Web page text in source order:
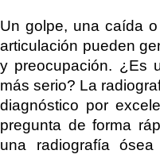
Un golpe, una caída
articulación pueden
y preocupación. ¿Es
más serio? La
diagnóstico por
pregunta de forma
una radiografía